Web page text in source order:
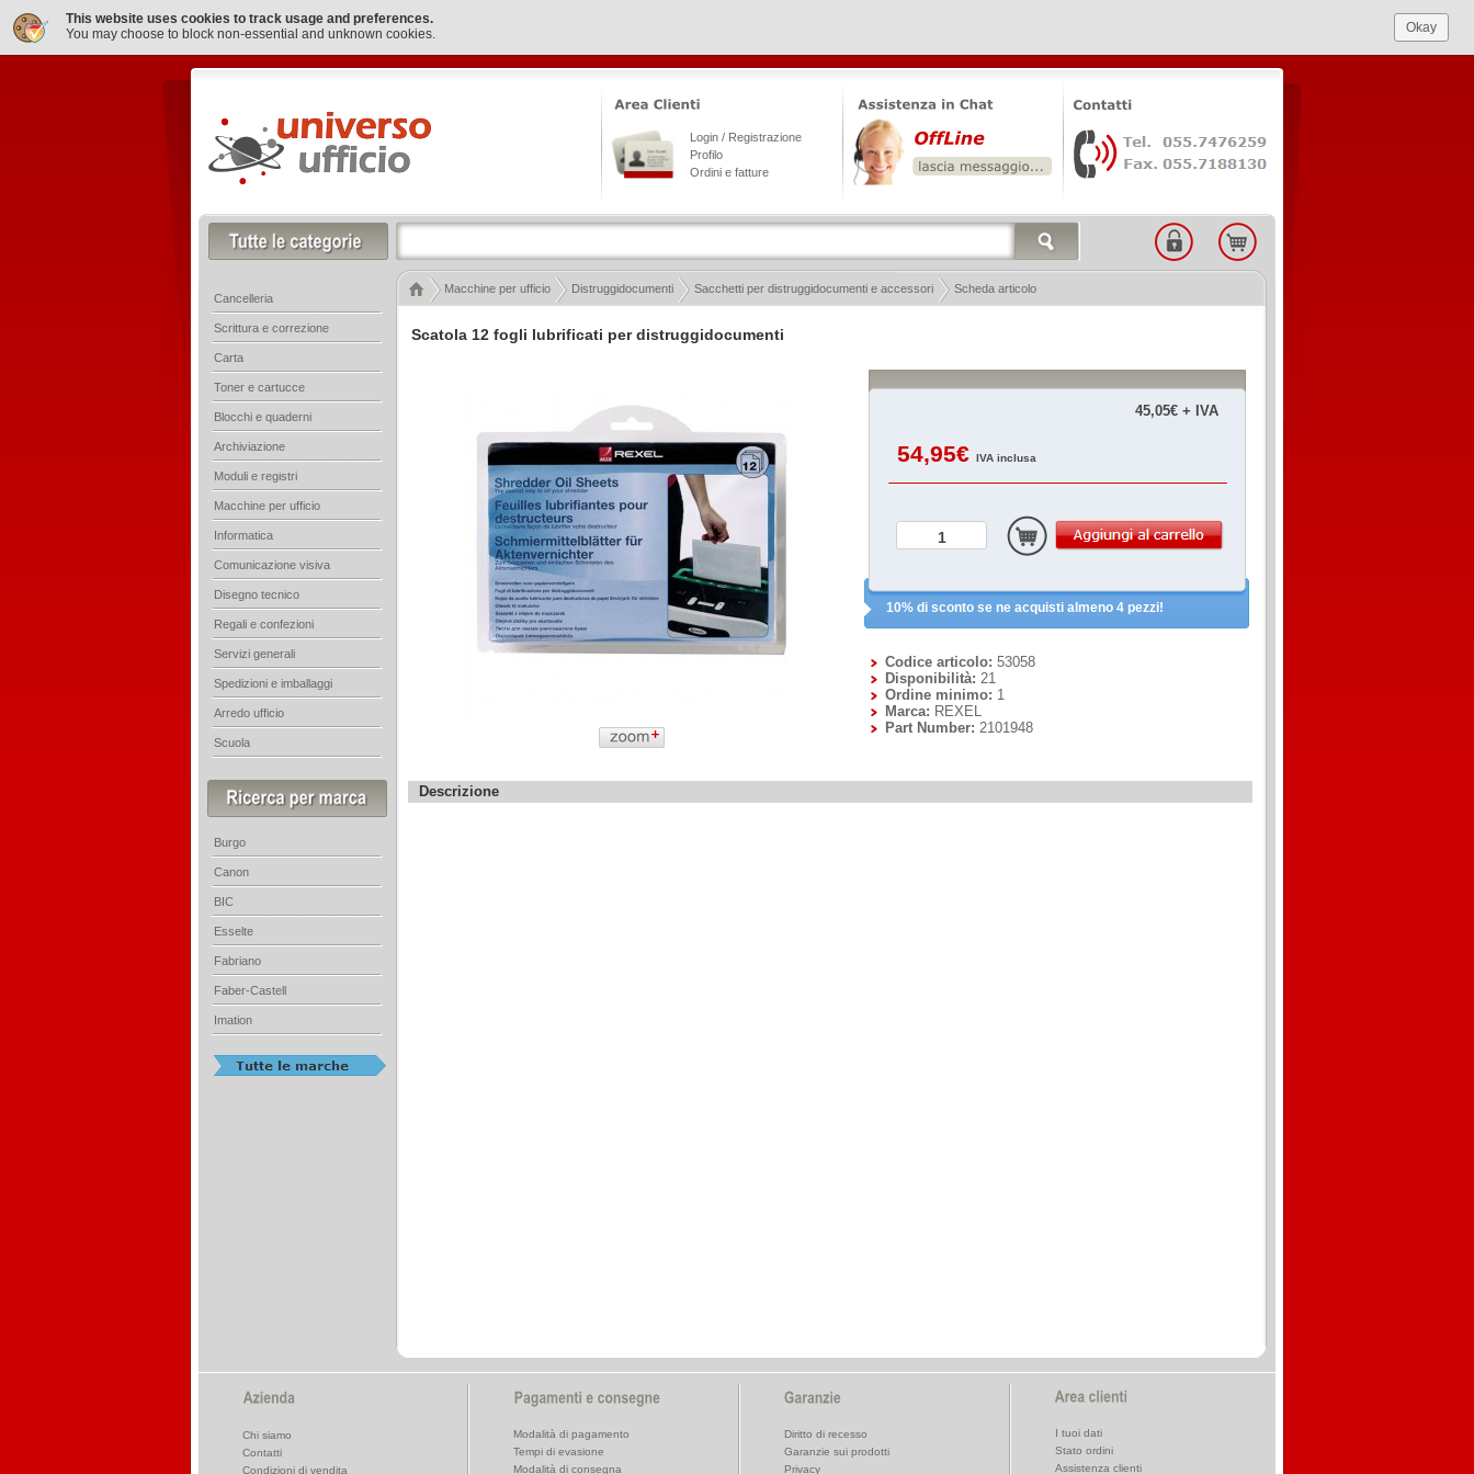
This website uses cookies to track usage and preferences.
You may choose to block non-essential and unknown cookies.
Okay
Scatola 12 fogli lubrificati per distruggidocumenti
Descrizione
45,05€ + IVA
54,95€ IVA inclusa
10% di sconto se ne acquisti almeno 4 pezzi!
Codice articolo: 53058
Disponibilità: 21
Ordine minimo: 1
Marca: REXEL
Part Number: 2101948
Login / Registrazione
Profilo
Ordini e fatture
Macchine per ufficio Distruggidocumenti Sacchetti per distruggidocumenti e accessori Scheda articolo
Cancelleria
Scrittura e correzione
Carta
Toner e cartucce
Blocchi e quaderni
Archiviazione
Moduli e registri
Macchine per ufficio
Informatica
Comunicazione visiva
Disegno tecnico
Regali e confezioni
Servizi generali
Spedizioni e imballaggi
Arredo ufficio
Scuola
Burgo
Canon
BIC
Esselte
Fabriano
Faber-Castell
Imation
Chi siamo
Contatti
Condizioni di vendita
Modalità di pagamento
Tempi di evasione
Modalità di consegna
Diritto di recesso
Garanzie sui prodotti
Privacy
I tuoi dati
Stato ordini
Assistenza clienti